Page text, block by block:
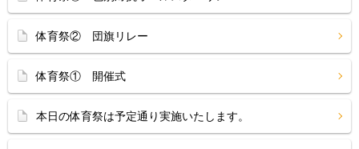
体育祭② 団旗リレー
体育祭① 開催式
本日の体育祭は予定通り実施いたします。